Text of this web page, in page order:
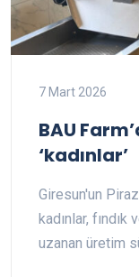
7 Mart 2026
BAU
‘kadınlar’
Giresun'un
kadınlar,
uzanan üretim